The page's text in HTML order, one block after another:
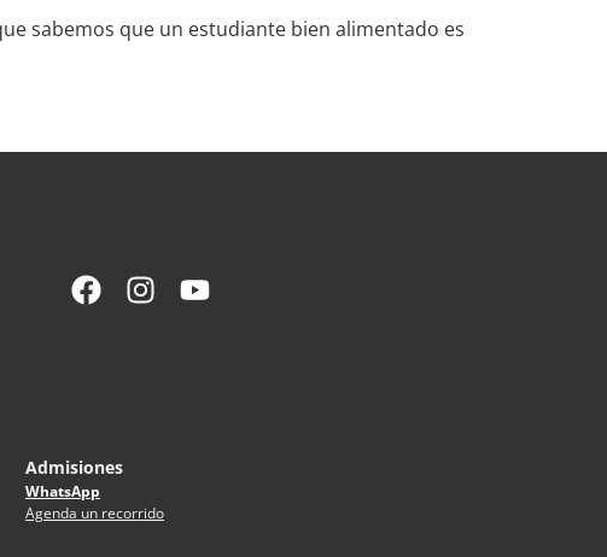
sabemos que un estudiante bien alimentado es
Admisiones
WhatsApp
Agenda un recorrido